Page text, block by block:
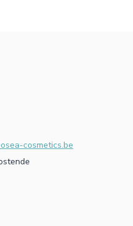
cosmetics.be